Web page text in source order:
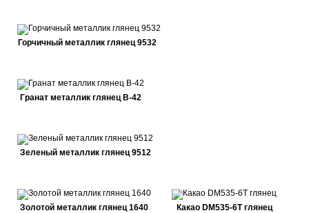
Горчичный металлик глянец 9532
Гранат металлик глянец В-42
Зеленый металлик глянец 9512
Золотой металлик глянец 1640 Какао DM535-6Т глянец